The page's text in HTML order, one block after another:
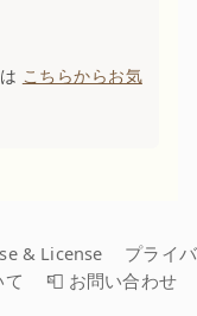
こちらからお気
& License
プライバ
📮 お問い合わせ